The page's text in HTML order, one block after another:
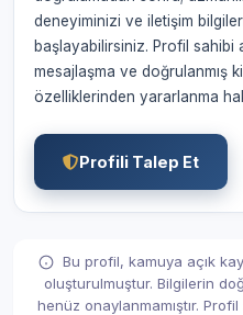
deneyiminizi ve iletişim
başlayabilirsiniz. Profil sahibi
mesajlaşma ve doğrulanmış
özelliklerinden yararlanma
Profili Talep Et
Bu profil, kamuya açık
oluşturulmuştur. Bilgilerin
henüz onaylanmamıştır.